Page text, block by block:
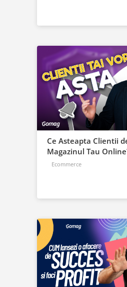
Ce Asteapta Clientii
Magazinul Tau
Calitati Esentiale
Ecommerce